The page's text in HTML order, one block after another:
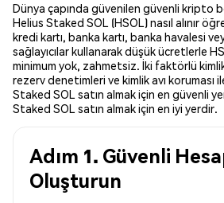
Dünya çapında güvenilen güvenli kripto
Helius Staked SOL (HSOL) nasıl alınır
kredi kartı, banka kartı, banka havalesi
sağlayıcılar kullanarak düşük ücretlerle
minimum yok, zahmetsiz. İki faktörlü
rezerv denetimleri ve kimlik avı koruması
Staked SOL satın almak için en güvenli
Staked SOL satın almak için en iyi yerdir.
Adım 1. Güvenli
Oluşturun